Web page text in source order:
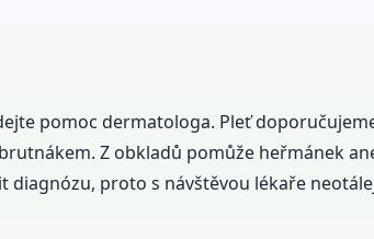
pomoc dermatologa. Pleť
Z obkladů pomůže heřmánek
proto s návštěvou lékaře